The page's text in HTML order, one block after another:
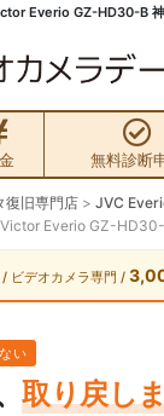
Everio GZ-HD30-B
無料診断
込み
タ復旧HOME
復旧専門店 > JVC
Everio GZ-
ビデオカメラ専門 /
い
取り戻し